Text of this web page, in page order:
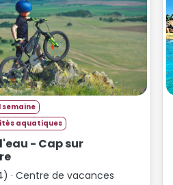
semaine
aquatiques
- Cap sur
· Centre de vacances